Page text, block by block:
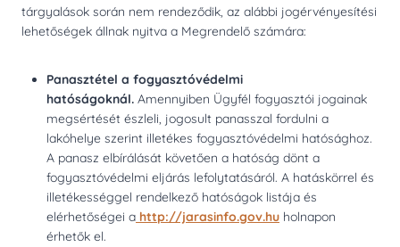
tárgyalások során nem rendeződik, az alábbi jogérvényesítési
lehetőségek állnak nyitva a Megrendelő számára:
Panasztétel a fogyasztóvédelmi
hatóságoknál. Amennyiben Ügyfél fogyasztói jogainak
megsértését észleli, jogosult panasszal fordulni a
lakóhelye szerint illetékes fogyasztóvédelmi hatósághoz.
A panasz elbírálását követően a hatóság dönt a
fogyasztóvédelmi eljárás lefolytatásáról. A hatáskörrel és
illetékességgel rendelkező hatóságok listája és
elérhetőségei a http://jarasinfo.gov.hu holnapon
érhetők el.